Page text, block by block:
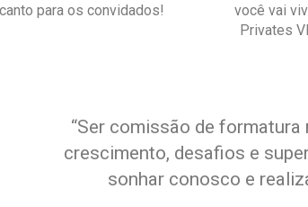
para os convidados!
você vai
Privates
“Ser comissão de
crescimento, desafios e
sonhar conosco e